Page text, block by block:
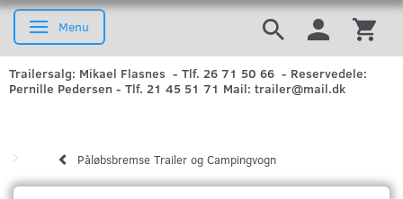
Skifte navigation
Menu
Trailersalg: Mikael Flasnes - Tlf. 26 71 50 66 - Reservedele:
Pernille Pedersen - Tlf. 21 45 51 71 Mail: trailer@mail.dk
Påløbsbremse Trailer og Campingvogn